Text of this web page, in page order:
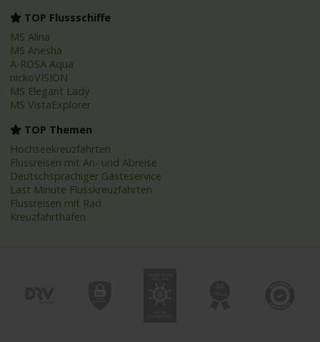
TOP Flussschiffe
MS Alina
MS Anesha
A-ROSA Aqua
nickoVISION
MS Elegant Lady
MS VistaExplorer
TOP Themen
Hochseekreuzfahrten
Flussreisen mit An- und Abreise
Deutschsprachiger Gästeservice
Last Minute Flusskreuzfahrten
Flussreisen mit Rad
Kreuzfahrthäfen